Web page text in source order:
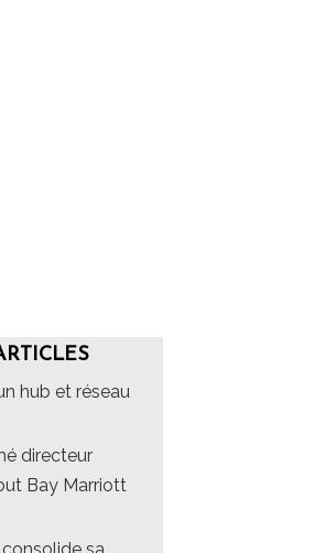
hub et réseau
directeur
Bay Marriott